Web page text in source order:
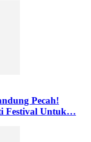
Pecah!
Festival Untuk…